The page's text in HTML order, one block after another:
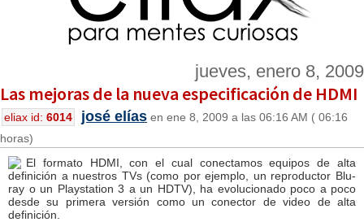
jueves, enero 8, 2009
Las mejoras de la nueva especificación de HDMI
eliax id: 6014 josé elías en ene 8, 2009 a las 06:16 AM ( 06:16
horas)
El formato HDMI, con el cual conectamos equipos de alta
definición a nuestros TVs (como por ejemplo, un reproductor Blu-
ray o un Playstation 3 a un HDTV), ha evolucionado poco a poco
desde su primera versión como un conector de video de alta
definición.